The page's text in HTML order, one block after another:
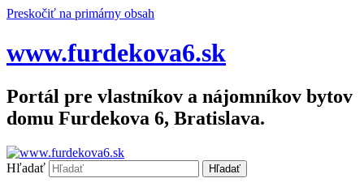
Preskočiť na primárny obsah
www.furdekova6.sk
Portál pre vlastníkov a nájomníkov bytov
domu Furdekova 6, Bratislava.
Hľadať